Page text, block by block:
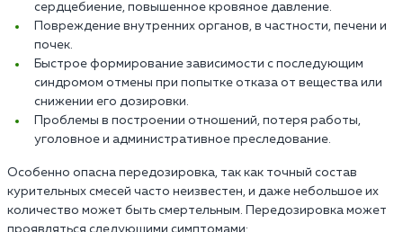
сердцебиение, повышенное кровяное давление.
Повреждение внутренних органов, в частности, печени и
почек.
Быстрое формирование зависимости с последующим
синдромом отмены при попытке отказа от вещества или
снижении его дозировки.
Проблемы в построении отношений, потеря работы,
уголовное и административное преследование.
Особенно опасна передозировка, так как точный состав
курительных смесей часто неизвестен, и даже небольшое их
количество может быть смертельным. Передозировка может